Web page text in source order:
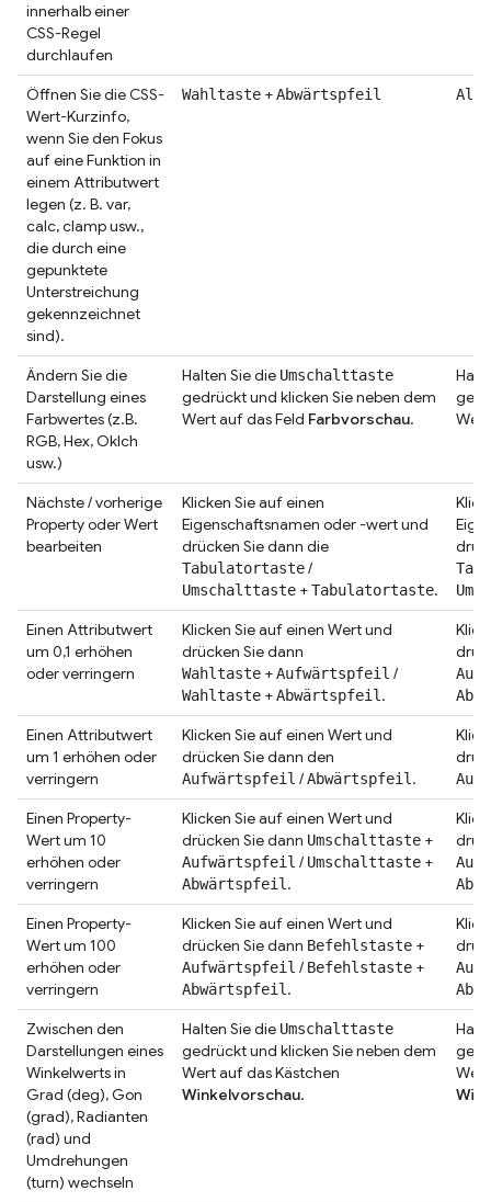
innerhalb einer
CSS-Regel
durchlaufen
Öffnen Sie die CSS-
Wert-Kurzinfo,
wenn Sie den Fokus
auf eine Funktion in
einem Attributwert
legen (z. B. var,
calc, clamp usw.,
die durch eine
gepunktete
Unterstreichung
gekennzeichnet
sind).
Wahltaste +Abwärtspfeil Alt
Ändern Sie die
Darstellung eines
Farbwertes (z.B.
RGB, Hex, Oklch
usw.)
Halten Sie die Umschalttaste
gedrückt und klicken Sie neben dem
Wert auf das Feld Farbvorschau.
Nächste / vorherige
Property oder Wert
bearbeiten
Klicken Sie auf einen
Eigenschaftsnamen oder -wert und
drücken Sie dann die
Tabulatortaste/
Umschalttaste +Tabulatortaste.
Einen Attributwert
um 0,1 erhöhen
oder verringern
Klicken Sie auf einen Wert und
drücken Sie dann
Wahltaste +Aufwärtspfeil /
Wahltaste +Abwärtspfeil .
Einen Attributwert
um 1 erhöhen oder
verringern
Klicken Sie auf einen Wert und
drücken Sie dann den
Aufwärtspfeil /Abwärtspfeil .
Einen Property-
Wert um 10
erhöhen oder
verringern
Klicken Sie auf einen Wert und
drücken Sie dann Umschalttaste +
Aufwärtspfeil / Umschalttaste +
Abwärtspfeil .
Einen Property-
Wert um 100
erhöhen oder
verringern
Klicken Sie auf einen Wert und
drücken Sie dann Befehlstaste +
Aufwärtspfeil / Befehlstaste +
Abwärtspfeil .
Zwischen den
Darstellungen eines
Winkelwerts in
Grad (deg), Gon
(grad), Radianten
(rad) und
Umdrehungen
(turn) wechseln
Halten Sie die Umschalttaste
gedrückt und klicken Sie neben dem
Wert auf das Kästchen
Winkelvorschau.